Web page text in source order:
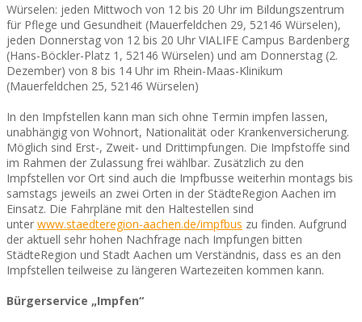
Würselen: jeden Mittwoch von 12 bis 20 Uhr im Bildungszentrum
für Pflege und Gesundheit (Mauerfeldchen 29, 52146 Würselen),
jeden Donnerstag von 12 bis 20 Uhr VIALIFE Campus Bardenberg
(Hans-Böckler-Platz 1, 52146 Würselen) und am Donnerstag (2.
Dezember) von 8 bis 14 Uhr im Rhein-Maas-Klinikum
(Mauerfeldchen 25, 52146 Würselen)
In den Impfstellen kann man sich ohne Termin impfen lassen,
unabhängig von Wohnort, Nationalität oder Krankenversicherung.
Möglich sind Erst-, Zweit- und Drittimpfungen. Die Impfstoffe sind
im Rahmen der Zulassung frei wählbar. Zusätzlich zu den
Impfstellen vor Ort sind auch die Impfbusse weiterhin montags bis
samstags jeweils an zwei Orten in der StädteRegion Aachen im
Einsatz. Die Fahrpläne mit den Haltestellen sind
unter www.staedteregion-aachen.de/impfbus zu finden. Aufgrund
der aktuell sehr hohen Nachfrage nach Impfungen bitten
StädteRegion und Stadt Aachen um Verständnis, dass es an den
Impfstellen teilweise zu längeren Wartezeiten kommen kann.
Bürgerservice „Impfen“